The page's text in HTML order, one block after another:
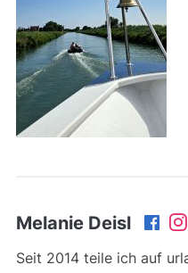
Melanie Deisl
Seit 2014 teile ich auf